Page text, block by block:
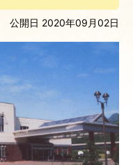
公開日 2020年09月02日